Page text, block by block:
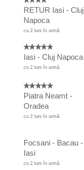
RETUR Iasi - Cluj
Napoca
cu 2 luni în urmă
Iasi - Cluj Napoca
cu 2 luni în urmă
Piatra Neamt -
Oradea
cu 2 luni în urmă
Focsani - Bacau -
Iasi
cu 2 luni în urmă